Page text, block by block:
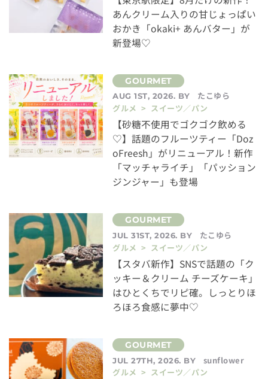
あんクリーム入りの甘じょっぱい
おかき「okaki+ あんバター」が
新登場♡
AUG 1ST, 2026. BY
たこゆら
グルメ > スイーツ／パン
【砂糖不使用でゴクゴク飲める
♡】話題のフルーツティー「Doz
oFreesh」がリニューアル！新作
「マッチャライチ」「パッション
ジンジャー」も登場
JUL 31ST, 2026. BY
たこゆら
グルメ > スイーツ／パン
【スタバ新作】SNSで話題の「ク
ッキー＆クリーム チーズケーキ」
はひとくちでリピ確。しっとりほ
ろほろ食感に夢中♡
JUL 27TH, 2026. BY
sunflower
グルメ > スイーツ／パン